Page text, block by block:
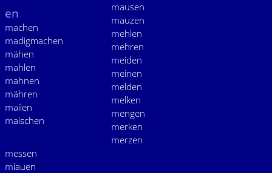
en
machen
madigmachen
mähen
mahlen
mahnen
mähren
mailen
maischen
mausen
mauzen
mehlen
mehren
meiden
meinen
melden
melken
mengen
merken
merzen
messen
miauen